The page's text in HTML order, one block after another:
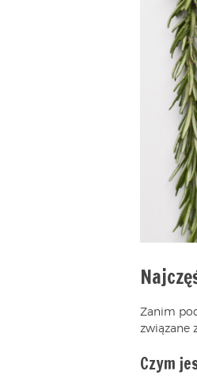
Zanim
związane
Czym